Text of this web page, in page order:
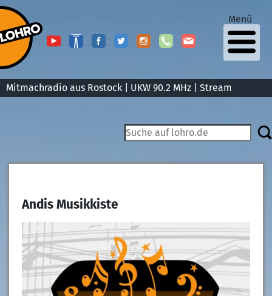
Mitmachradio aus Rostock | UKW 90.2 MHz | Stream
Menü
Andis Musikkiste